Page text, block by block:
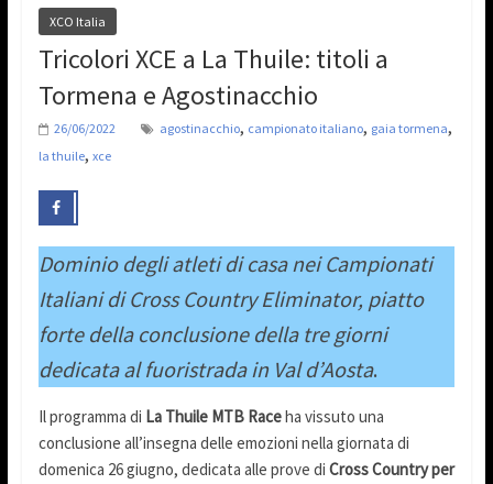
XCO Italia
Tricolori XCE a La Thuile: titoli a
Tormena e Agostinacchio
26/06/2022 agostinacchio, campionato italiano, gaia tormena,
la thuile, xce
Dominio degli atleti di casa nei Campionati
Italiani di Cross Country Eliminator, piatto
forte della conclusione della tre giorni
dedicata al fuoristrada in Val d’Aosta.
Il programma di La Thuile MTB Raceha vissuto una
conclusione all’insegna delle emozioni nella giornata di
domenica 26 giugno, dedicata alle prove di Cross Country per